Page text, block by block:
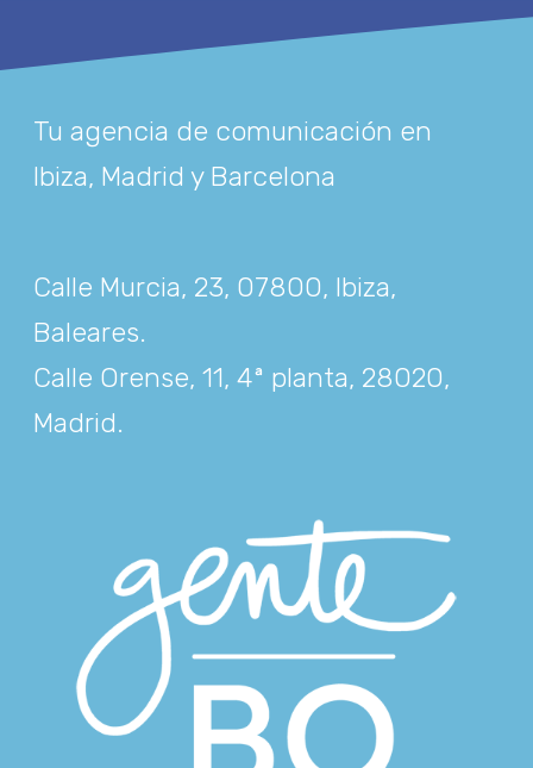
Tu agencia de comunicación en
Ibiza, Madrid y Barcelona
Calle Murcia, 23, 07800, Ibiza,
Baleares.
Calle Orense, 11, 4ª planta, 28020,
Madrid.